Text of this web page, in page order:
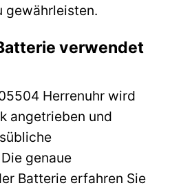
gewährleisten.
verwendet
Herrenuhr wird
angetrieben und
genaue
Batterie erfahren Sie